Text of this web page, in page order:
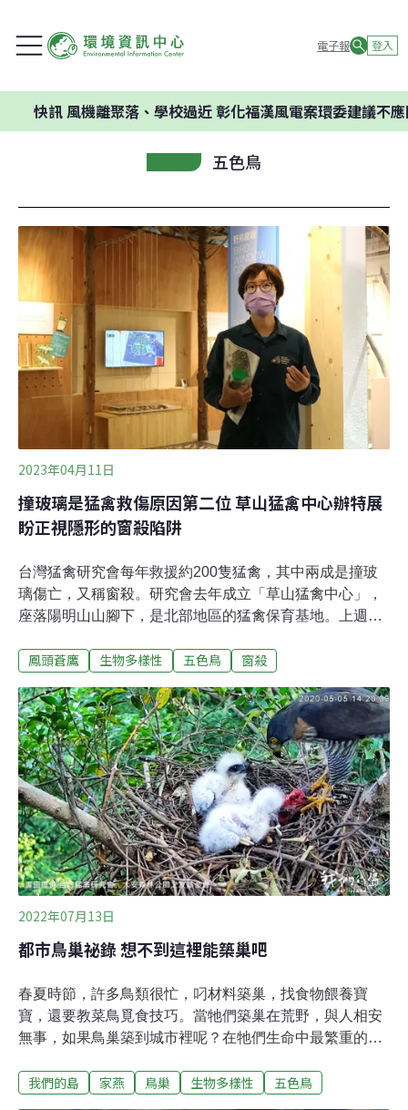
電子報 登入
風機離聚落、學校過近 彰化福漢風電案環委建議不應開發
五色鳥
2023年04月11日
撞玻璃是猛禽救傷原因第二位 草山猛禽中心辦特展
盼正視隱形的窗殺陷阱
台灣猛禽研究會每年救援約200隻猛禽，其中兩成是撞玻
璃傷亡，又稱窗殺。研究會去年成立「草山猛禽中心」，
座落陽明山山腳下，是北部地區的猛禽保育基地。上週末
不見的陷阱」特展，由猛禽救傷站主任王齡敏親自導覽，
（黃N2）去年遭路殺後製成標本，也於當日正式入厝，重
現英姿，吸引不少粉絲慕名而來。缺完善通報機制 台灣窗
殺黑數仍多草山猛禽中心由台灣猛禽研究會於2022年成
立，台灣猛禽研究會祕書長蔡岱樺回顧，一年來團隊發想
各類環境教育活動，希望能突破同溫層，帶領更多人進入
猛禽的世界。猛禽會在2017年增設猛禽救傷站，去年救援
202隻次猛禽，以領角鴞最多、鳳頭蒼鷹其次。每年受理
的猛禽救傷有25%是車禍，排名第二則是撞玻璃
（20%）。高樓林立的都市叢林、四處可見的玻璃帷幕可
能成為禽鳥的隱形陷阱。王齡敏指出，台灣目
鳳頭蒼鷹 生物多樣性 五色鳥 窗殺
2022年07月13日
都市鳥巢祕錄 想不到這裡能築巢吧
春夏時節，許多鳥類很忙，叼材料築巢，找食物餵養寶
寶，還要教菜鳥覓食技巧。當牠們築巢在荒野，與人相安
無事，如果鳥巢築到城市裡呢？在牠們生命中最繁重的育
頭望向大樹枝條，晨間運動的人們，正尋找大安森林公園
我們的島 家燕 鳥巢 生物多樣性 五色鳥